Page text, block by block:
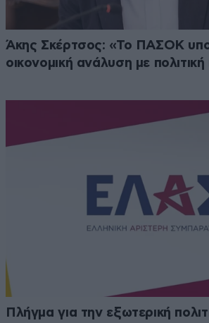
Άκης Σκέρτσος: «Το ΠΑΣΟΚ
οικονομική ανάλυση με
Πλήγμα για την εξωτερική